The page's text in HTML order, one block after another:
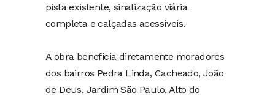
pista existente, sinalização viária
completa e calçadas acessíveis.
A obra beneficia diretamente moradores
dos bairros Pedra Linda, Cacheado, João
de Deus, Jardim São Paulo, Alto do